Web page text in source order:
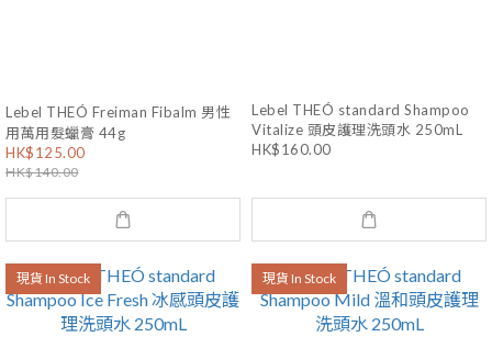
Lebel THEÓ Freiman Fibalm 男性
用萬用髮蠟膏 44g
HK$125.00
HK$140.00
Lebel THEÓ standard Shampoo
Vitalize 頭皮護理洗頭水 250mL
HK$160.00
現貨 In Stock 現貨 In Stock